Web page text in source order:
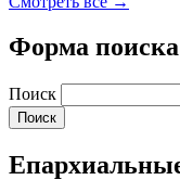
Форма поиска
Поиск